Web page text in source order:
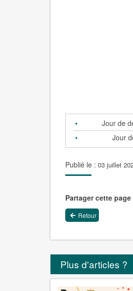
Jour de
Jour
Publié le : 03 juillet
Partager cette page
Retour
Plus d'articles ?